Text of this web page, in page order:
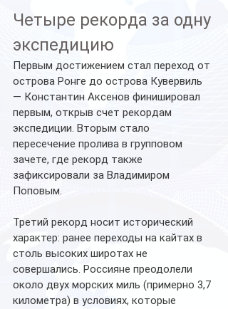
Четыре рекорда за одну
экспедицию
Первым достижением стал переход от
острова Ронге до острова Кувервиль
— Константин Аксенов финишировал
первым, открыв счет рекордам
экспедиции. Вторым стало
пересечение пролива в групповом
зачете, где рекорд также
зафиксировали за Владимиром
Поповым.
Третий рекорд носит исторический
характер: ранее переходы на кайтах в
столь высоких широтах не
совершались. Россияне преодолели
около двух морских миль (примерно 3,7
километра) в условиях, которые